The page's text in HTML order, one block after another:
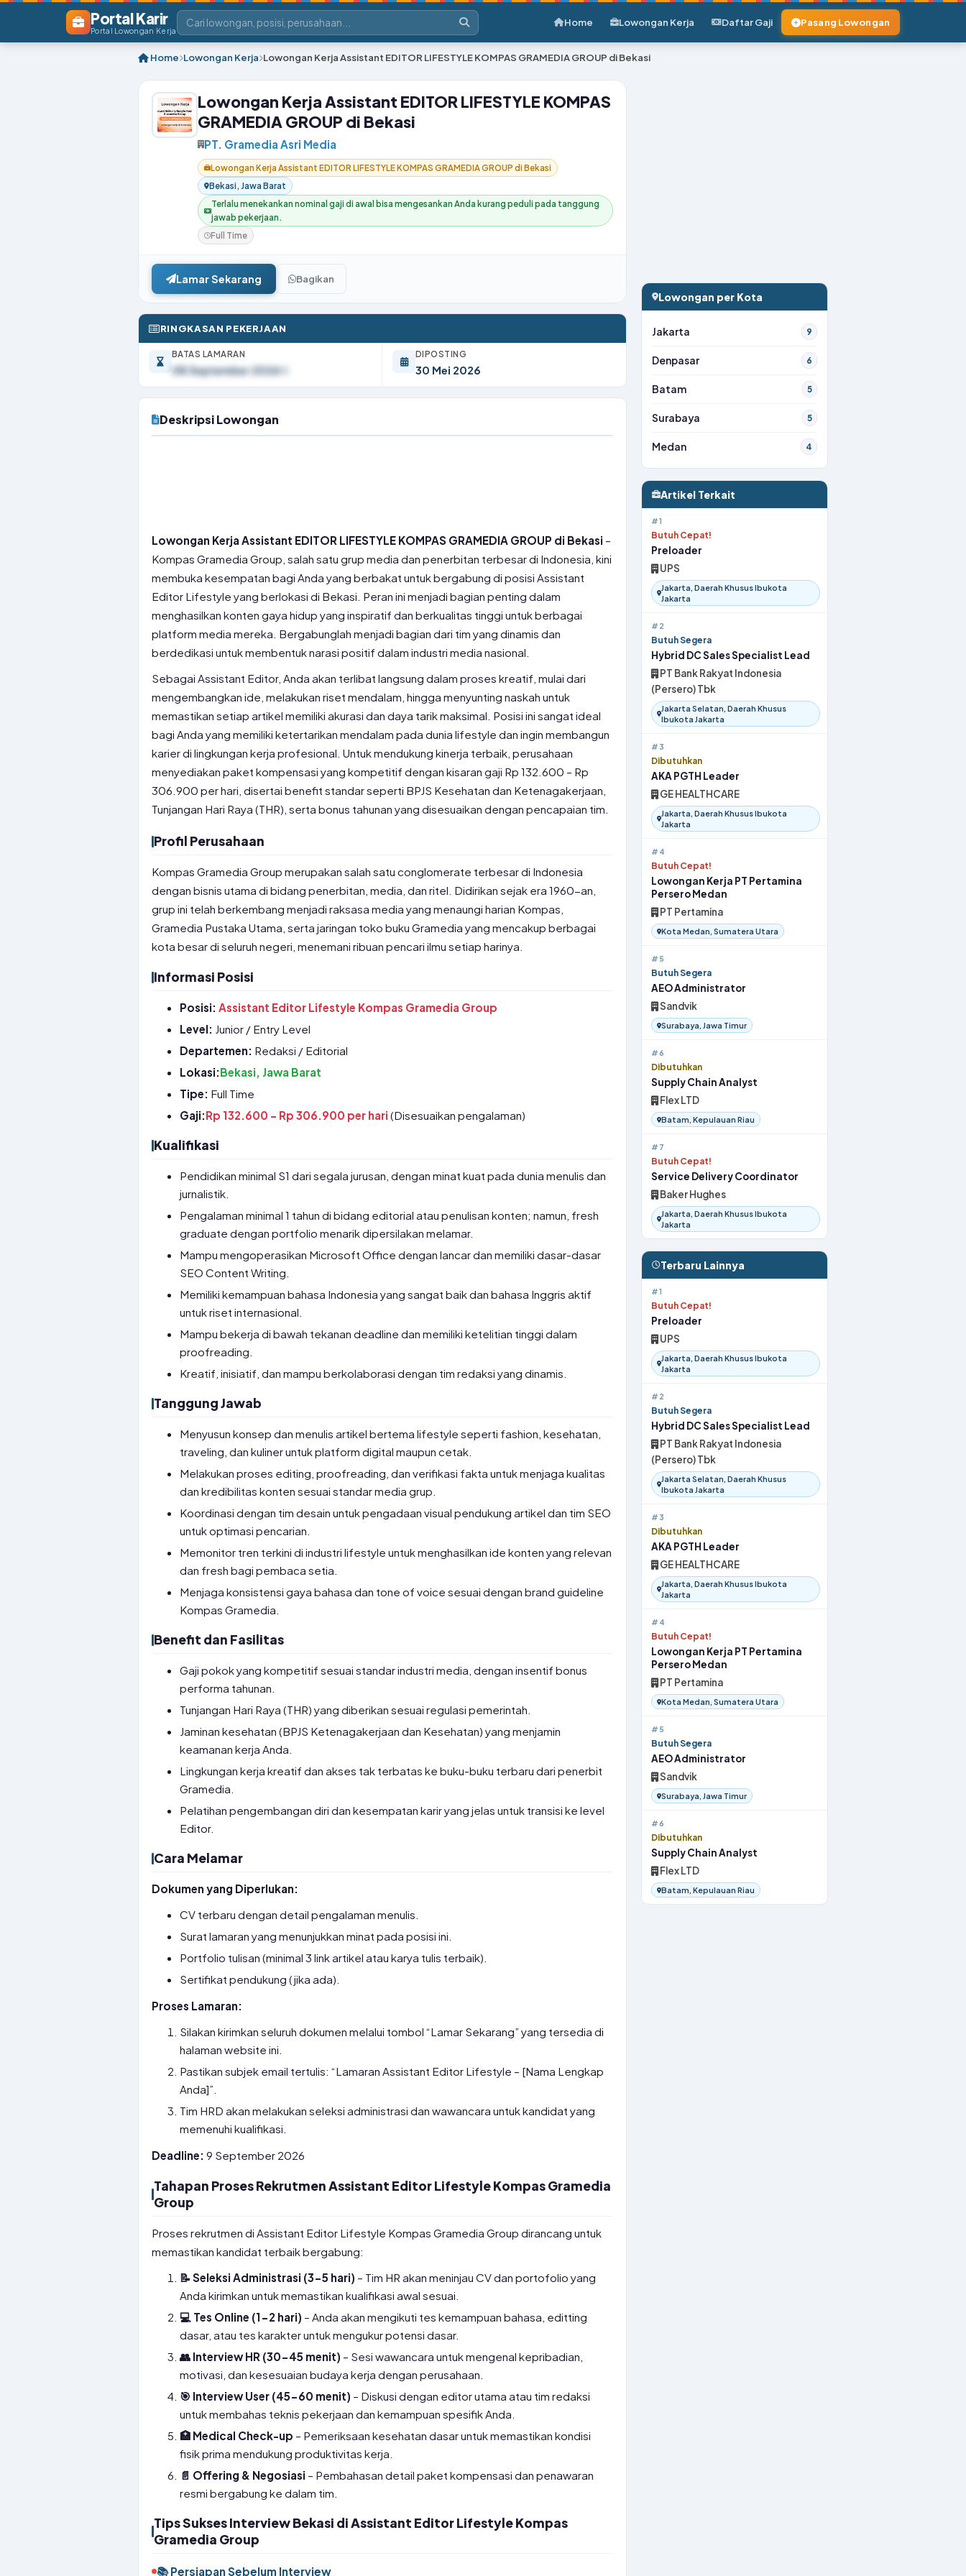
Portal Karir
Portal Lowongan Kerja
Home Lowongan Kerja Daftar Gaji Pasang Lowongan
Home Lowongan Kerja Lowongan Kerja Assistant EDITOR LIFESTYLE KOMPAS GRAMEDIA GROUP di Bekasi
Lowongan Kerja Assistant EDITOR LIFESTYLE KOMPAS
GRAMEDIA GROUP di Bekasi
PT. Gramedia Asri Media
Lowongan Kerja Assistant EDITOR LIFESTYLE KOMPAS GRAMEDIA GROUP di Bekasi
Bekasi, Jawa Barat
Terlalu menekankan nominal gaji di awal bisa mengesankan Anda kurang peduli pada tanggung
jawab pekerjaan.
Full Time
Lamar Sekarang Bagikan
RINGKASAN PEKERJAAN
BATAS LAMARAN
08 September 2026
DIPOSTING
30 Mei 2026
Deskripsi Lowongan
Lowongan Kerja Assistant EDITOR LIFESTYLE KOMPAS GRAMEDIA GROUP di Bekasi –
Kompas Gramedia Group, salah satu grup media dan penerbitan terbesar di Indonesia, kini
membuka kesempatan bagi Anda yang berbakat untuk bergabung di posisi Assistant
Editor Lifestyle yang berlokasi di Bekasi. Peran ini menjadi bagian penting dalam
menghasilkan konten gaya hidup yang inspiratif dan berkualitas tinggi untuk berbagai
platform media mereka. Bergabunglah menjadi bagian dari tim yang dinamis dan
berdedikasi untuk membentuk narasi positif dalam industri media nasional.
Sebagai Assistant Editor, Anda akan terlibat langsung dalam proses kreatif, mulai dari
mengembangkan ide, melakukan riset mendalam, hingga menyunting naskah untuk
memastikan setiap artikel memiliki akurasi dan daya tarik maksimal. Posisi ini sangat ideal
bagi Anda yang memiliki ketertarikan mendalam pada dunia lifestyle dan ingin membangun
karier di lingkungan kerja profesional. Untuk mendukung kinerja terbaik, perusahaan
menyediakan paket kompensasi yang kompetitif dengan kisaran gaji Rp 132.600 – Rp
306.900 per hari, disertai benefit standar seperti BPJS Kesehatan dan Ketenagakerjaan,
Tunjangan Hari Raya (THR), serta bonus tahunan yang disesuaikan dengan pencapaian tim.
Profil Perusahaan
Kompas Gramedia Group merupakan salah satu conglomerate terbesar di Indonesia
dengan bisnis utama di bidang penerbitan, media, dan ritel. Didirikan sejak era 1960-an,
grup ini telah berkembang menjadi raksasa media yang menaungi harian Kompas,
Gramedia Pustaka Utama, serta jaringan toko buku Gramedia yang mencakup berbagai
kota besar di seluruh negeri, menemani ribuan pencari ilmu setiap harinya.
Informasi Posisi
Posisi:Assistant Editor Lifestyle Kompas Gramedia Group
Level: Junior / Entry Level
Departemen: Redaksi / Editorial
Lokasi:Bekasi, Jawa Barat
Tipe: Full Time
Gaji:Rp 132.600 – Rp 306.900 per hari (Disesuaikan pengalaman)
Kualifikasi
Pendidikan minimal S1 dari segala jurusan, dengan minat kuat pada dunia menulis dan
jurnalistik.
Pengalaman minimal 1 tahun di bidang editorial atau penulisan konten; namun, fresh
graduate dengan portfolio menarik dipersilakan melamar.
Mampu mengoperasikan Microsoft Office dengan lancar dan memiliki dasar-dasar
SEO Content Writing.
Memiliki kemampuan bahasa Indonesia yang sangat baik dan bahasa Inggris aktif
untuk riset internasional.
Mampu bekerja di bawah tekanan deadline dan memiliki ketelitian tinggi dalam
proofreading.
Kreatif, inisiatif, dan mampu berkolaborasi dengan tim redaksi yang dinamis.
Tanggung Jawab
Menyusun konsep dan menulis artikel bertema lifestyle seperti fashion, kesehatan,
traveling, dan kuliner untuk platform digital maupun cetak.
Melakukan proses editing, proofreading, dan verifikasi fakta untuk menjaga kualitas
dan kredibilitas konten sesuai standar media grup.
Koordinasi dengan tim desain untuk pengadaan visual pendukung artikel dan tim SEO
untuk optimasi pencarian.
Memonitor tren terkini di industri lifestyle untuk menghasilkan ide konten yang relevan
dan fresh bagi pembaca setia.
Menjaga konsistensi gaya bahasa dan tone of voice sesuai dengan brand guideline
Kompas Gramedia.
Benefit dan Fasilitas
Gaji pokok yang kompetitif sesuai standar industri media, dengan insentif bonus
performa tahunan.
Tunjangan Hari Raya (THR) yang diberikan sesuai regulasi pemerintah.
Jaminan kesehatan (BPJS Ketenagakerjaan dan Kesehatan) yang menjamin
keamanan kerja Anda.
Lingkungan kerja kreatif dan akses tak terbatas ke buku-buku terbaru dari penerbit
Gramedia.
Pelatihan pengembangan diri dan kesempatan karir yang jelas untuk transisi ke level
Editor.
Cara Melamar
Dokumen yang Diperlukan:
CV terbaru dengan detail pengalaman menulis.
Surat lamaran yang menunjukkan minat pada posisi ini.
Portfolio tulisan (minimal 3 link artikel atau karya tulis terbaik).
Sertifikat pendukung (jika ada).
Proses Lamaran:
Silakan kirimkan seluruh dokumen melalui tombol “Lamar Sekarang” yang tersedia di
halaman website ini.
Pastikan subjek email tertulis: “Lamaran Assistant Editor Lifestyle – [Nama Lengkap
Anda]”.
Tim HRD akan melakukan seleksi administrasi dan wawancara untuk kandidat yang
memenuhi kualifikasi.
Deadline: 9 September 2026
Tahapan Proses Rekrutmen Assistant Editor Lifestyle Kompas Gramedia
Group
Proses rekrutmen di Assistant Editor Lifestyle Kompas Gramedia Group dirancang untuk
memastikan kandidat terbaik bergabung:
📝 Seleksi Administrasi (3-5 hari) – Tim HR akan meninjau CV dan portofolio yang
Anda kirimkan untuk memastikan kualifikasi awal sesuai.
💻 Tes Online (1-2 hari) – Anda akan mengikuti tes kemampuan bahasa, editting
dasar, atau tes karakter untuk mengukur potensi dasar.
👥 Interview HR (30-45 menit) – Sesi wawancara untuk mengenal kepribadian,
motivasi, dan kesesuaian budaya kerja dengan perusahaan.
🎯 Interview User (45-60 menit) – Diskusi dengan editor utama atau tim redaksi
untuk membahas teknis pekerjaan dan kemampuan spesifik Anda.
🏥 Medical Check-up – Pemeriksaan kesehatan dasar untuk memastikan kondisi
fisik prima mendukung produktivitas kerja.
📄 Offering & Negosiasi – Pembahasan detail paket kompensasi dan penawaran
resmi bergabung ke dalam tim.
Tips Sukses Interview Bekasi di Assistant Editor Lifestyle Kompas
Gramedia Group
📚 Persiapan Sebelum Interview
Lowongan per Kota
Jakarta 9
Denpasar 6
Batam 5
Surabaya 5
Medan 4
Artikel Terkait
#1
Butuh Cepat!
Preloader
UPS
Jakarta, Daerah Khusus Ibukota
Jakarta
#2
Butuh Segera
Hybrid DC Sales Specialist Lead
PT Bank Rakyat Indonesia
(Persero) Tbk
Jakarta Selatan, Daerah Khusus
Ibukota Jakarta
#3
Dibutuhkan
AKA PGTH Leader
GE HEALTHCARE
Jakarta, Daerah Khusus Ibukota
Jakarta
#4
Butuh Cepat!
Lowongan Kerja PT Pertamina
Persero Medan
PT Pertamina
Kota Medan, Sumatera Utara
#5
Butuh Segera
AEO Administrator
Sandvik
Surabaya, Jawa Timur
#6
Dibutuhkan
Supply Chain Analyst
Flex LTD
Batam, Kepulauan Riau
#7
Butuh Cepat!
Service Delivery Coordinator
Baker Hughes
Jakarta, Daerah Khusus Ibukota
Jakarta
Terbaru Lainnya
#1
Butuh Cepat!
Preloader
UPS
Jakarta, Daerah Khusus Ibukota
Jakarta
#2
Butuh Segera
Hybrid DC Sales Specialist Lead
PT Bank Rakyat Indonesia
(Persero) Tbk
Jakarta Selatan, Daerah Khusus
Ibukota Jakarta
#3
Dibutuhkan
AKA PGTH Leader
GE HEALTHCARE
Jakarta, Daerah Khusus Ibukota
Jakarta
#4
Butuh Cepat!
Lowongan Kerja PT Pertamina
Persero Medan
PT Pertamina
Kota Medan, Sumatera Utara
#5
Butuh Segera
AEO Administrator
Sandvik
Surabaya, Jawa Timur
#6
Dibutuhkan
Supply Chain Analyst
Flex LTD
Batam, Kepulauan Riau